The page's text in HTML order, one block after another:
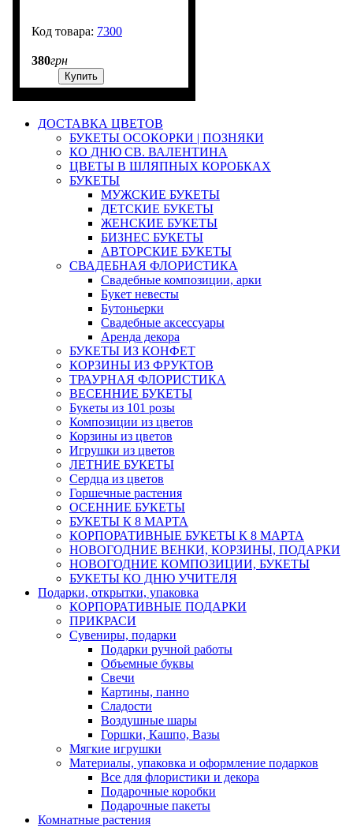
7300
380грн
Купить
ДОСТАВКА ЦВЕТОВ
БУКЕТЫ ОСОКОРКИ | ПОЗНЯКИ
КО ДНЮ СВ. ВАЛЕНТИНА
ЦВЕТЫ В ШЛЯПНЫХ КОРОБКАХ
БУКЕТЫ
МУЖСКИЕ БУКЕТЫ
ДЕТСКИЕ БУКЕТЫ
ЖЕНСКИЕ БУКЕТЫ
БИЗНЕС БУКЕТЫ
АВТОРСКИЕ БУКЕТЫ
СВАДЕБНАЯ ФЛОРИСТИКА
Свадебные композиции, арки
Букет невесты
Бутоньерки
Свадебные аксессуары
Аренда декора
БУКЕТЫ ИЗ КОНФЕТ
КОРЗИНЫ ИЗ ФРУКТОВ
ТРАУРНАЯ ФЛОРИСТИКА
ВЕСЕННИЕ БУКЕТЫ
Букеты из 101 розы
Композиции из цветов
Корзины из цветов
Игрушки из цветов
ЛЕТНИЕ БУКЕТЫ
Сердца из цветов
Горшечные растения
ОСЕННИЕ БУКЕТЫ
БУКЕТЫ К 8 МАРТА
КОРПОРАТИВНЫЕ БУКЕТЫ К 8 МАРТА
НОВОГОДНИЕ ВЕНКИ, КОРЗИНЫ, ПОДАРКИ
НОВОГОДНИЕ КОМПОЗИЦИИ, БУКЕТЫ
БУКЕТЫ КО ДНЮ УЧИТЕЛЯ
Подарки, открытки, упаковка
КОРПОРАТИВНЫЕ ПОДАРКИ
ПРИКРАСИ
Сувениры, подарки
Подарки ручной работы
Объемные буквы
Свечи
Картины, панно
Сладости
Воздушные шары
Горшки, Кашпо, Вазы
Мягкие игрушки
Материалы, упаковка и оформление подарков
Все для флористики и декора
Подарочные коробки
Подарочные пакеты
Комнатные растения